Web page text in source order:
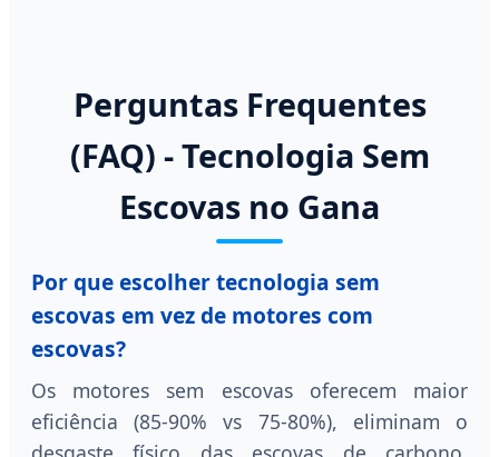
Perguntas Frequentes
(FAQ) - Tecnologia Sem
Escovas no Gana
Por que escolher tecnologia sem
escovas em vez de motores com
escovas?
Os motores sem escovas oferecem maior
eficiência (85-90% vs 75-80%), eliminam o